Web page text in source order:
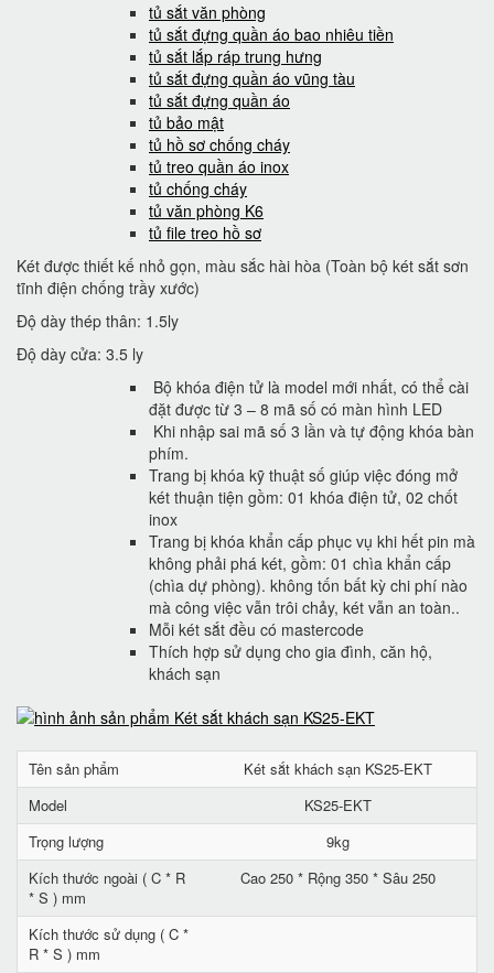
tủ sắt văn phòng
tủ sắt đựng quần áo bao nhiêu tiền
tủ sắt lắp ráp trung hưng
tủ sắt đựng quần áo vũng tàu
tủ sắt đựng quần áo
tủ bảo mật
tủ hồ sơ chống cháy
tủ treo quần áo inox
tủ chống cháy
tủ văn phòng K6
tủ file treo hồ sơ
Két được thiết kế nhỏ gọn, màu sắc hài hòa (Toàn bộ két sắt sơn
tĩnh điện chống trầy xước)
Độ dày thép thân: 1.5ly
Độ dày cửa: 3.5 ly
Bộ khóa điện tử là model mới nhất, có thể cài
đặt được từ 3 – 8 mã số có màn hình LED
Khi nhập sai mã số 3 lần và tự động khóa bàn
phím.
Trang bị khóa kỹ thuật số giúp việc đóng mở
két thuận tiện gồm: 01 khóa điện tử, 02 chốt
inox
Trang bị khóa khẩn cấp phục vụ khi hết pin mà
không phải phá két, gồm: 01 chìa khẩn cấp
(chìa dự phòng). không tốn bất kỳ chi phí nào
mà công việc vẫn trôi chảy, két vẫn an toàn..
Mỗi két sắt đều có mastercode
Thích hợp sử dụng cho gia đình, căn hộ,
khách sạn
Tên sản phẩm
Két sắt khách sạn KS25-EKT
Model
KS25-EKT
Trọng lượng
9kg
Kích thước ngoài ( C * R
* S ) mm
Cao 250 * Rộng 350 * Sâu 250
Kích thước sử dụng ( C *
R * S ) mm